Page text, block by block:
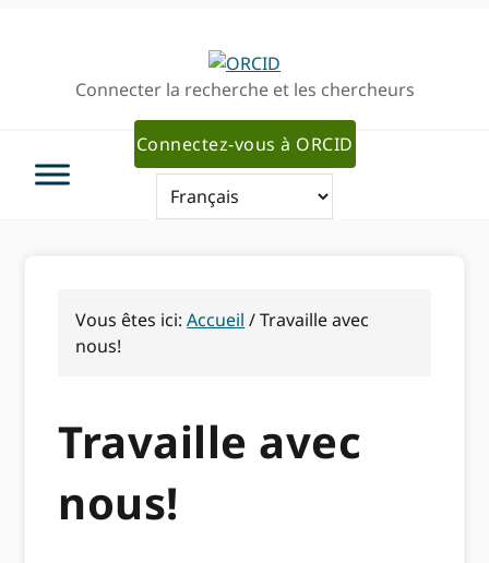
navigationConnecter la recherche et les chercheurs
Connectez-vous à ORCID
Vous êtes ici:Accueil /Travaille avec
nous!
Travaille avec
nous!